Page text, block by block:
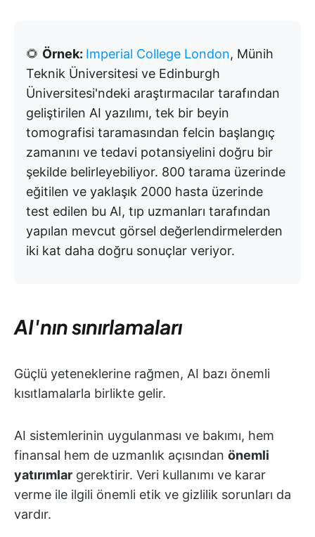
🌻 Örnek: Imperial College London, Münih
Teknik Üniversitesi ve Edinburgh
Üniversitesi'ndeki araştırmacılar tarafından
geliştirilen AI yazılımı, tek bir beyin
tomografisi taramasından felcin başlangıç
zamanını ve tedavi potansiyelini doğru bir
şekilde belirleyebiliyor. 800 tarama üzerinde
eğitilen ve yaklaşık 2000 hasta üzerinde
test edilen bu AI, tıp uzmanları tarafından
yapılan mevcut görsel değerlendirmelerden
iki kat daha doğru sonuçlar veriyor.
AI'nın sınırlamaları
Güçlü yeteneklerine rağmen, AI bazı önemli
kısıtlamalarla birlikte gelir.
AI sistemlerinin uygulanması ve bakımı, hem
finansal hem de uzmanlık açısından önemli
yatırımlar gerektirir. Veri kullanımı ve karar
verme ile ilgili önemli etik ve gizlilik sorunları da
vardır.